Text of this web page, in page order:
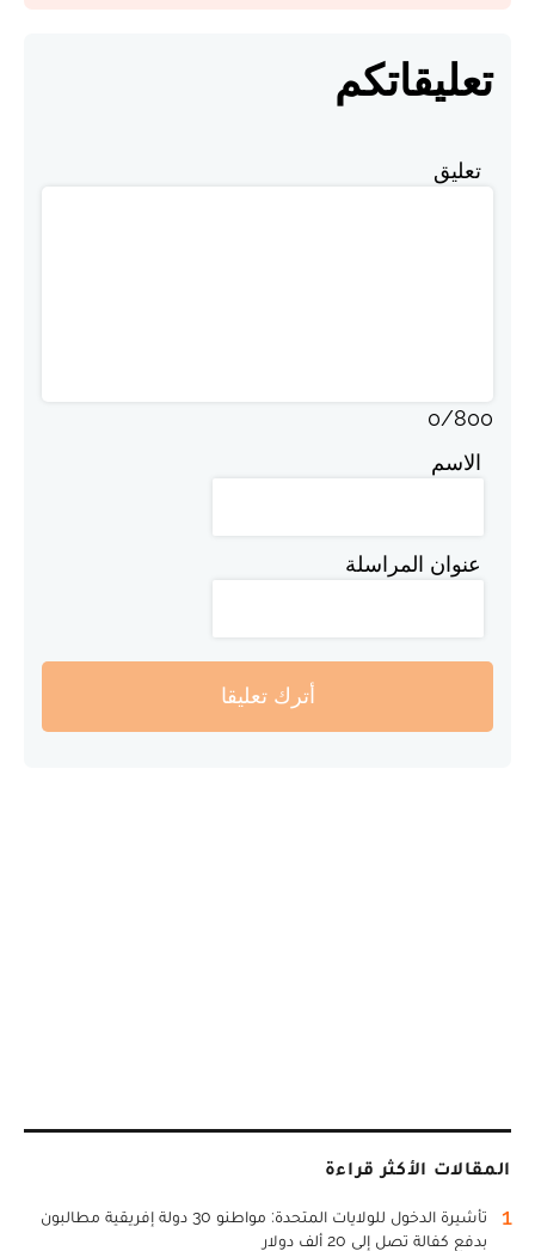
تعليقاتكم
تعليق
0/800
الاسم
عنوان المراسلة
أترك تعليقا
المقالات الأكثر قراءة
1
تأشيرة الدخول للولايات المتحدة: مواطنو 30 دولة إفريقية مطالبون
بدفع كفالة تصل إلى 20 ألف دولار